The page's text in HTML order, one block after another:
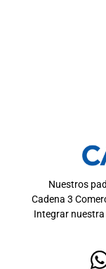
Nuestros
Cadena 3
Integrar nuestra